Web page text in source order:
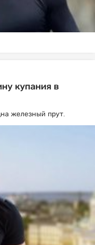
купания в
железный прут.